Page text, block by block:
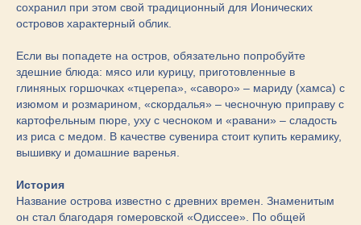
сохранил при этом свой традиционный для Ионических
островов характерный облик.
Если вы попадете на остров, обязательно попробуйте
здешние блюда: мясо или курицу, приготовленные в
глиняных горшочках «тцерепа», «саворо» – мариду (хамса) с
изюмом и розмарином, «скордалья» – чесночную приправу с
картофельным пюре, уху с чесноком и «равани» – сладость
из риса с медом. В качестве сувенира стоит купить керамику,
вышивку и домашние варенья.
История
Название острова известно с древних времен. Знаменитым
он стал благодаря гомеровской «Одиссее». По общей